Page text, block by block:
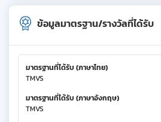
ข้อมูลมาตรฐาน/รางวัลที่ได้รับ
มาตรฐานที่ได้รับ (ภาษาไทย)
TMVS
มาตรฐานที่ได้รับ (ภาษาอังกฤษ)
TMVS